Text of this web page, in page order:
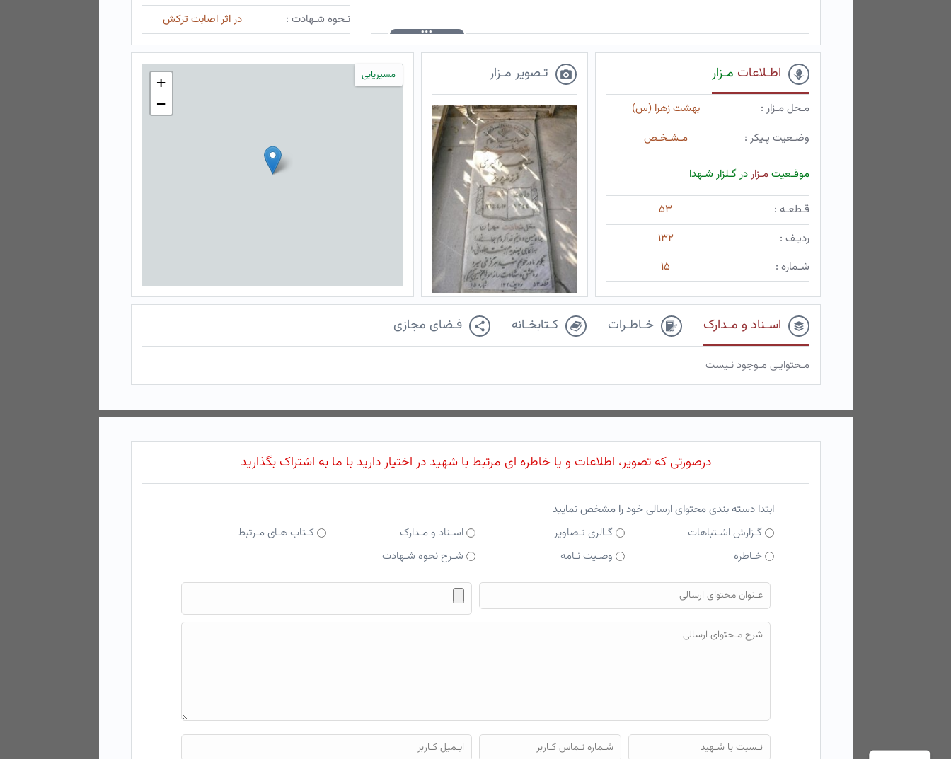
نـحوه شـهادت :
در اثر اصابت ترکش
اطـلاعات مـزار
مـحل مـزار :
بهشت زهرا (س)
وضـعیت پـیکر :
مـشـخـص
موقـعیتمـزاردر گـلزار شـهدا
قـطعـه :
۵۳
ردیـف :
۱۳۲
شـماره :
۱۵
تـصویر مـزار مسیریابی
+
−
اسـناد و مـدارک خـاطـرات کـتابخـانه فـضای مجازی
مـحتوایـی مـوجود نـیست
درصورتی که تصویر، اطلاعات و یا خاطره ای مرتبط با شهید در اختیار دارید با ما به اشتراک بگذارید
ابتدا دسته بندی محتوای ارسالی خود را مشخص نمایید
گـزارش اشـتباهات
گـالری تـصاویر اسـناد و مـدارک
کـتاب هـای مـرتبط
خـاطره
وصـیت نـامه شـرح نحوه شـهادت
فایل محتوای ارسالی